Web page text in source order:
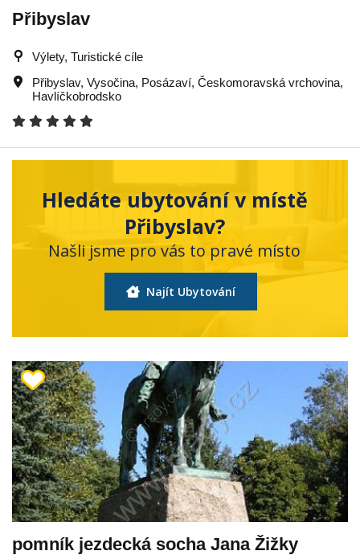
Přibyslav
Výlety, Turistické cíle
Přibyslav, Vysočina, Posázaví, Českomoravská vrchovina,
Havlíčkobrodsko
Hledáte ubytování v místě
Přibyslav?
Našli jsme pro vás to pravé místo
Najít Ubytování
pomník jezdecká socha Jana Žižky